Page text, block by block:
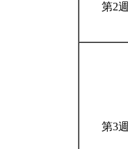
第2週
第3週